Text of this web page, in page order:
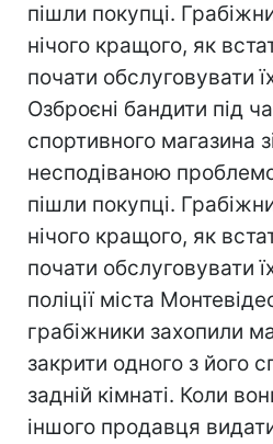
пішли покупці.
нічого кращого, як
почати обслуговувати
Озброєні бандити під
спортивного магазина
несподіваною
пішли покупці.
нічого кращого, як
почати обслуговувати
поліції міста
грабіжники захопили
закрити одного з його
задній кімнаті. Коли
іншого продавця